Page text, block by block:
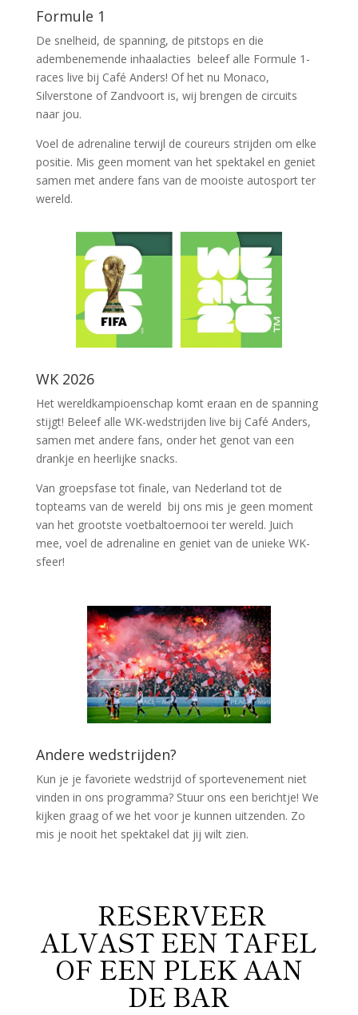
Formule 1
De snelheid, de spanning, de pitstops en die
adembenemende inhaalacties beleef alle Formule 1-
races live bij Café Anders! Of het nu Monaco,
Silverstone of Zandvoort is, wij brengen de circuits
naar jou.
Voel de adrenaline terwijl de coureurs strijden om elke
positie. Mis geen moment van het spektakel en geniet
samen met andere fans van de mooiste autosport ter
wereld.
WK 2026
Het wereldkampioenschap komt eraan en de spanning
stijgt! Beleef alle WK-wedstrijden live bij Café Anders,
samen met andere fans, onder het genot van een
drankje en heerlijke snacks.
Van groepsfase tot finale, van Nederland tot de
topteams van de wereld bij ons mis je geen moment
van het grootste voetbaltoernooi ter wereld. Juich
mee, voel de adrenaline en geniet van de unieke WK-
sfeer!
Andere wedstrijden?
Kun je je favoriete wedstrijd of sportevenement niet
vinden in ons programma? Stuur ons een berichtje! We
kijken graag of we het voor je kunnen uitzenden. Zo
mis je nooit het spektakel dat jij wilt zien.
RESERVEER
ALVAST EEN TAFEL
OF EEN PLEK AAN
DE BAR